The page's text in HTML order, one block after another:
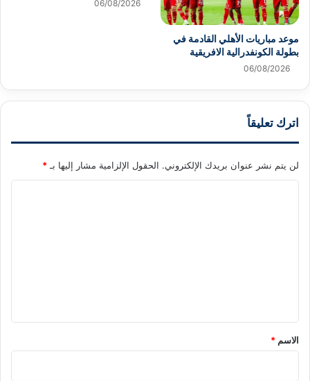
موعد مباريات الأهلي القادمة في
بطولة الكونفدرالية الافريقية
06/08/2026
06/08/2026
اترك تعليقاً
لن يتم نشر عنوان بريدك الإلكتروني. الحقول الإلزامية مشار إليها بـ *
*
الاسم *